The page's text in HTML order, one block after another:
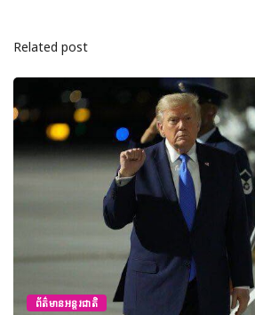
Related post
ព័ត៌មានអន្តរជាតិ